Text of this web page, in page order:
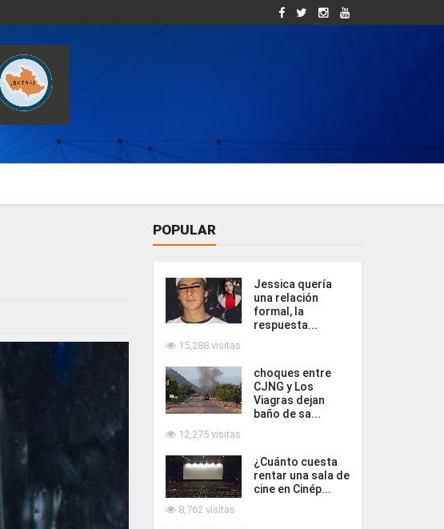
POPULAR
Jessica quería
una relación
formal, la
respuesta...
15,288 visitas
choques entre
CJNG y Los
Viagras dejan
baño de sa...
12,275 visitas
¿Cuánto cuesta
rentar una sala de
cine en Cinép...
8,762 visitas